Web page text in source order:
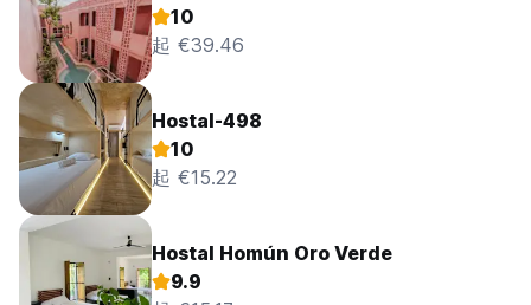
10
起 €39.46
Hostal-498
10
起 €15.22
Hostal Homún Oro Verde
9.9